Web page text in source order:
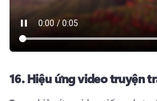
16.Hiệu ứng video truyện